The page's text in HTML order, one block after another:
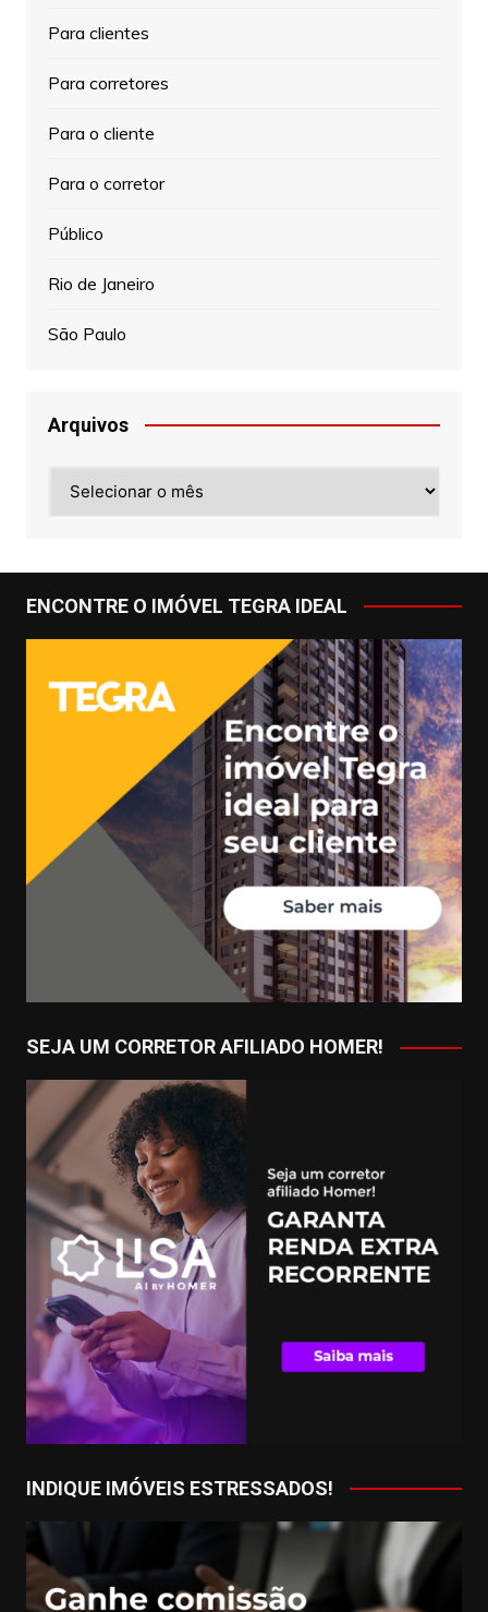
Para clientes
Para corretores
Para o cliente
Para o corretor
Público
Rio de Janeiro
São Paulo
Arquivos
ENCONTRE O IMÓVEL TEGRA IDEAL
SEJA UM CORRETOR AFILIADO HOMER!
INDIQUE IMÓVEIS ESTRESSADOS!